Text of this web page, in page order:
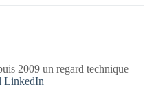
2009 un regard technique
LinkedIn